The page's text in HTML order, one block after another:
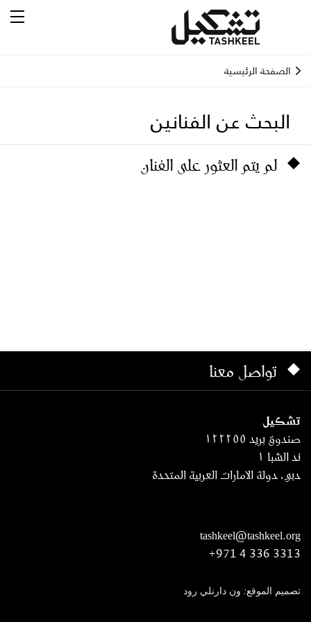
الصفحة الرئيسية
البحث عن الفنانين
لم يتم العثور على الفنان
تواصل معنا
تشكيل
صندوق بريد ١٢٢٢٥٥
ند الشبا ١
دبي، دولة الامارات العربية المتحدة
tashkeel@tashkeel.org
+971 4 336 3313
تصميم الموقع: ون دارنلي رود